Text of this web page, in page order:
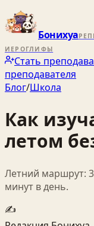
Бонихуа
ИЕРОГЛИФЫ
Стать
преподавателя
Блог/Школа
Как
летом
Летний маршрут: 3
минут в день.
✍️